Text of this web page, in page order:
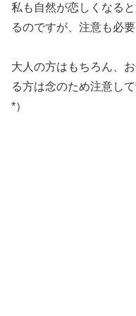
私も自然が恋しくなる
るのですが、注意も必要
大人の方はもちろん、
る方は念のため注意し
*）